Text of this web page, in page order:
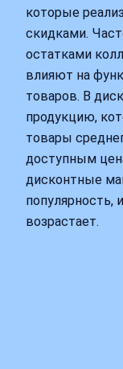
которые
скидками.
остатками
влияют на
товаров. В
продукцию,
товары
доступным
дисконтные
популярность,
возрастает.